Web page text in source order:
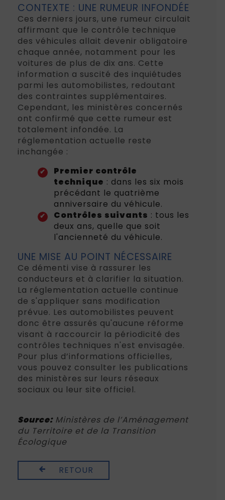
CONTEXTE : UNE RUMEUR INFONDÉE
Ces derniers jours, une rumeur circulait
affirmant que le contrôle technique
des véhicules allait devenir obligatoire
chaque année, notamment pour les
voitures de plus de dix ans. Cette
information a suscité des inquiétudes
parmi les automobilistes, redoutant
des contraintes supplémentaires.
Cependant, les ministères concernés
ont confirmé que cette rumeur est
totalement infondée. La
réglementation actuelle reste
inchangée :
Premier contrôle
technique : dans les six mois
précédant le quatrième
anniversaire du véhicule.
Contrôles suivants : tous les
deux ans, quelle que soit
l'ancienneté du véhicule.
UNE MISE AU POINT NÉCESSAIRE
Ce démenti vise à rassurer les
conducteurs et à clarifier la situation.
La réglementation actuelle continue
de s'appliquer sans modification
prévue. Les automobilistes peuvent
donc être assurés qu'aucune réforme
visant à raccourcir la périodicité des
contrôles techniques n'est envisagée.
Pour plus d’informations officielles,
vous pouvez consulter les publications
des ministères sur leurs réseaux
sociaux ou leur site officiel.
Source:Ministères de l’Aménagement
du Territoire et de la Transition
Écologique
RETOUR